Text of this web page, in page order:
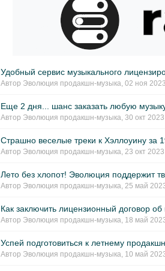
Удобный сервис музыкального
Автор Эволюция продакшн-музыка,02 ноя 2023
Еще 2 дня... шанс заказать любую
Автор Эволюция продакшн-музыка,30 окт 2023
Страшно веселые треки к Хэллоуину за
Автор Эволюция продакшн-музыка,23 окт 2023
Лето без хлопот! Эволюция поддержит
Автор Эволюция продакшн-музыка,25 май
Как заключить лицензионный договор
Автор Эволюция продакшн-музыка, 18 май
Успей подготовиться к летнему
Автор Эволюция продакшн-музыка, 10 май